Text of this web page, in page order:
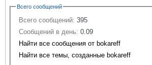
Всего сообщений
Всего сообщений: 395
Сообщений в день: 0.09
Найти все сообщения от bokareff
Найти все темы, созданные bokareff